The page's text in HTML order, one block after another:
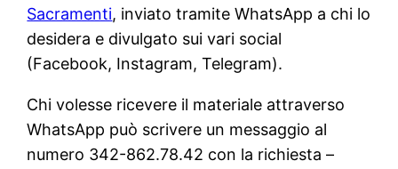
Sacramenti, inviato tramite WhatsApp a chi lo
desidera e divulgato sui vari social
(Facebook, Instagram, Telegram).
Chi volesse ricevere il materiale attraverso
WhatsApp può scrivere un messaggio al
numero 342-862.78.42 con la richiesta –